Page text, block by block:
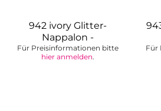
942 ivory Glitter-
Nappalon -
Brautsneaker
Für Preisinformationen bitte
hier anmelden.
Für